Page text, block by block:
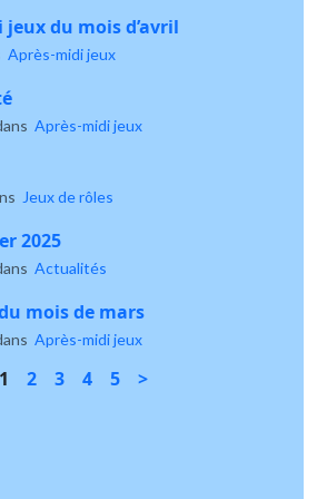
du mois d’avril
Après-midi jeux
Après-midi jeux
Jeux de rôles
2025
Actualités
mois de mars
Après-midi jeux
1 2 3 4 5 >